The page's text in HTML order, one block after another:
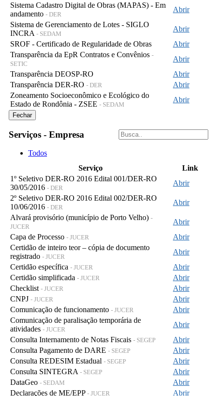
Sistema Cadastro Digital de Obras (MAPAS) - Em
andamento - DER
Abrir
Sistema de Gerenciamento de Lotes - SIGLO
INCRA - SEDAM
Abrir
SROF - Certificado de Regularidade de Obras
Abrir
Transparência da EpR Contratos e Convênios -
SETIC
Abrir
Transparência DEOSP-RO
Abrir
Transparência DER-RO - DER
Abrir
Zoneamento Socioeconômico e Ecológico do
Estado de Rondônia - ZSEE - SEDAM
Abrir
Fechar
Serviços - Empresa
Todos
Serviço
Link
1º Seletivo DER-RO 2016 Edital 001/DER-RO
30/05/2016 - DER
Abrir
2º Seletivo DER-RO 2016 Edital 002/DER-RO
10/06/2016 - DER
Abrir
Alvará provisório (município de Porto Velho) -
JUCER
Abrir
Capa de Processo - JUCER
Abrir
Certidão de inteiro teor – cópia de documento
registrado - JUCER
Abrir
Certidão específica - JUCER
Abrir
Certidão simplificada - JUCER
Abrir
Checklist - JUCER
Abrir
CNPJ - JUCER
Abrir
Comunicação de funcionamento - JUCER
Abrir
Comunicação de paralisação temporária de
atividades - JUCER
Abrir
Consulta Internamento de Notas Fiscais - SEGEP
Abrir
Consulta Pagamento de DARE - SEGEP
Abrir
Consulta REDESIM Estadual - SEGEP
Abrir
Consulta SINTEGRA - SEGEP
Abrir
DataGeo - SEDAM
Abrir
Declarações de ME/EPP - JUCER Abrir